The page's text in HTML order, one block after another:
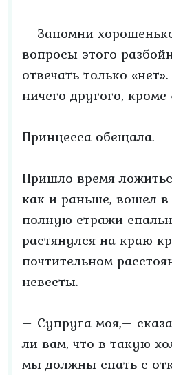
– Запомни
вопросы этого
отвечать только
ничего другого, кроме
Принцесса обещала.
Пришло время
как и раньше, вошел
полную стражи
растянулся на краю
почтительном
невесты.
– Супруга моя,–
ли вам, что в такую
мы должны спать с